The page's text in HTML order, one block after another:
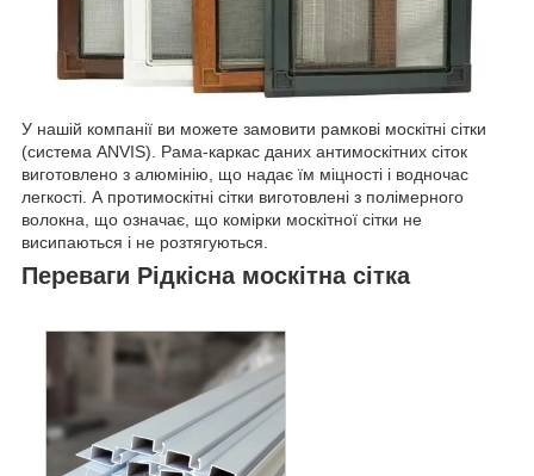
У нашій компанії ви можете замовити рамкові москітні сітки
(система ANVIS). Рама-каркас даних антимоскітних сіток
виготовлено з алюмінію, що надає їм міцності і водночас
легкості. А протимоскітні сітки виготовлені з полімерного
волокна, що означає, що комірки москітної сітки не
висипаються і не розтягуються.
Переваги Рідкісна москітна сітка